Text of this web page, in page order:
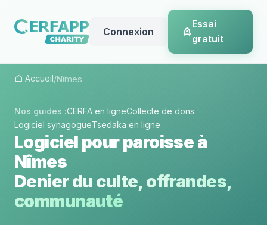
Connexion
Essai
gratuit
Accueil/Nîmes
Nos guides :CERFA en ligneCollecte de dons
Logiciel synagogueTsedaka en ligne
Logiciel pour paroisse à
Nîmes
Denier du culte, offrandes,
communauté